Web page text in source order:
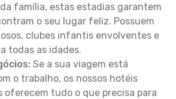
família, estas estadias garantem
o seu lugar feliz. Possuem
clubes infantis envolventes e
todas as idades.
Se a sua viagem está
o trabalho, os nossos hotéis
oferecem tudo o que precisa para